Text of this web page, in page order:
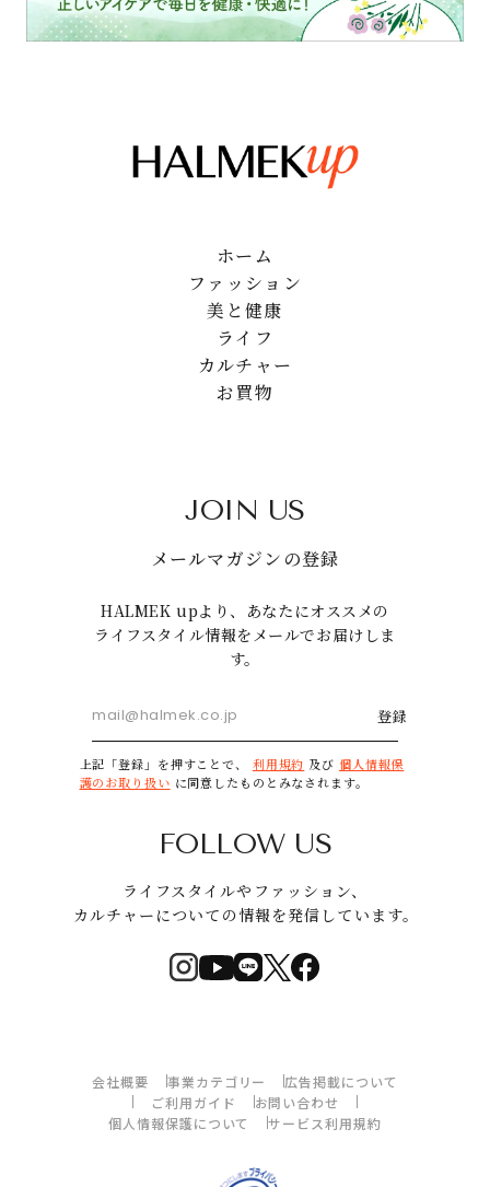
ホーム
ファッション
美と健康
ライフ
カルチャー
お買物
JOIN US
メールマガジンの登録
HALMEK upより、あなたにオススメの
ライフスタイル情報をメールでお届けしま
す。
登録
上記「登録」を押すことで、 利用規約 及び 個人情報保
護のお取り扱い に同意したものとみなされます。
FOLLOW US
ライフスタイルやファッション、
カルチャーについての情報を発信しています。
会社概要 事業カテゴリー
広告掲載について
ご利用ガイド
お問い合わせ
個人情報保護について
サービス利用規約